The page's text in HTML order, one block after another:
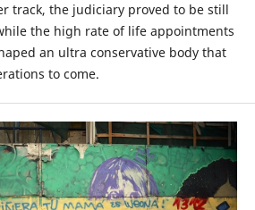
track, the judiciary proved to be still
the high rate of life appointments
an ultra conservative body that
to come.